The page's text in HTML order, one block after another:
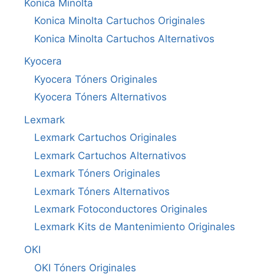
Konica Minolta
Konica Minolta Cartuchos Originales
Konica Minolta Cartuchos Alternativos
Kyocera
Kyocera Tóners Originales
Kyocera Tóners Alternativos
Lexmark
Lexmark Cartuchos Originales
Lexmark Cartuchos Alternativos
Lexmark Tóners Originales
Lexmark Tóners Alternativos
Lexmark Fotoconductores Originales
Lexmark Kits de Mantenimiento Originales
OKI
OKI Tóners Originales